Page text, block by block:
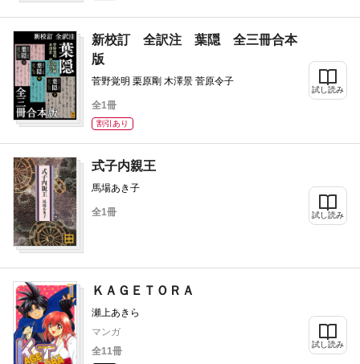
新校訂 全訳注 葉隠 全三冊合本
版
菅野覚明 栗原剛 木澤景 菅原令子
全1冊
割引あり
試し読み
式子内親王
馬場あき子
全1冊 試し読み
ＫＡＧＥＴＯＲＡ
瀬上あきら
マンガ
全11冊
試し読み